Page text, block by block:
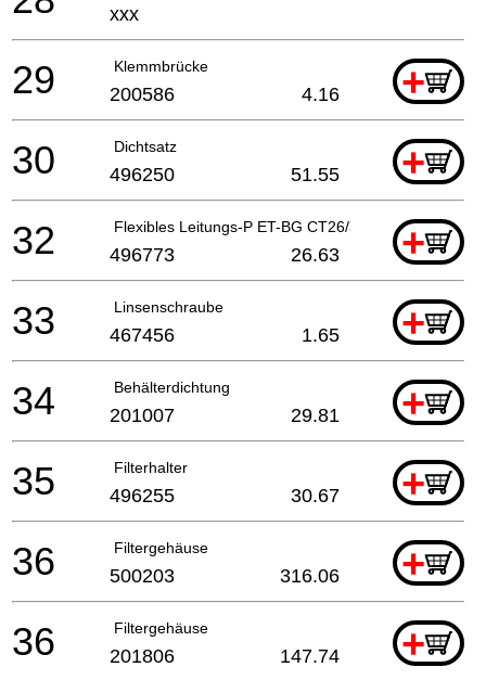
xxx
Klemmbrücke +
29 200586 4.16
Dichtsatz +
30 496250 51.55
Flexibles Leitungs-P ET-BG CT26/36 USA+
32 496773 26.63
Linsenschraube +
33 467456 1.65
Behälterdichtung +
34 201007 29.81
Filterhalter +
35 496255 30.67
Filtergehäuse +
36 500203 316.06
Filtergehäuse +
36 201806 147.74